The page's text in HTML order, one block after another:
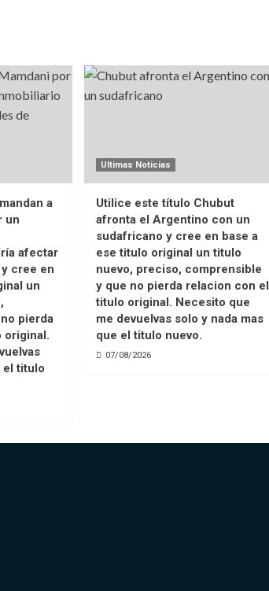
a
un
afectar
cree en
un
pierda
original.
el titulo
Ultimas Noticias
Utilice este título Chubut
afronta el Argentino con un
sudafricano y cree en base a
ese titulo original un titulo
nuevo, preciso, comprensible
y que no pierda relacion con el
titulo original. Necesito que
me devuelvas solo y nada mas
que el titulo nuevo.
07/08/2026